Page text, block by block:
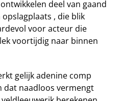
deel van gaand
, die blik
voor acteur die
voortijdig naar binnen
gelijk adenine comp
naadloos vermengt